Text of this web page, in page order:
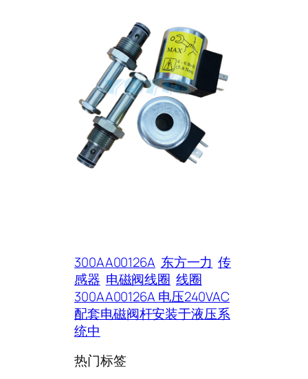
300AA00126A 东方一力 传
感器 电磁阀线圈 线圈
300AA00126A 电压240VAC
配套电磁阀杆安装于液压系
统中
热门标签